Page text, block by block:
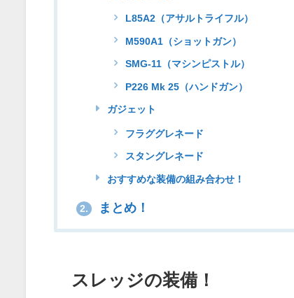
L85A2（アサルトライフル）
M590A1（ショットガン）
SMG-11（マシンピストル）
P226 Mk 25（ハンドガン）
ガジェット
フラググレネード
スタングレネード
おすすめな装備の組み合わせ！
2. まとめ！
スレッジの装備！